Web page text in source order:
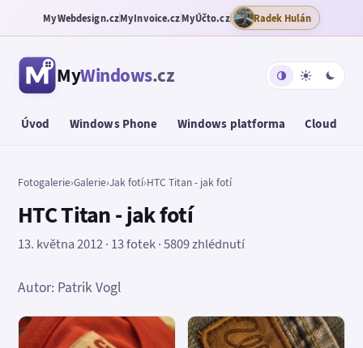
MyWebdesign.czMyInvoice.czMyÚčto.cz Radek Hulán
MyWindows.cz
Úvod Windows Phone Windows platforma Cloud
Fotogalerie›Galerie›Jak fotí›HTC Titan - jak fotí
HTC Titan - jak fotí
13. května 2012 · 13 fotek · 5809 zhlédnutí
Autor: Patrik Vogl